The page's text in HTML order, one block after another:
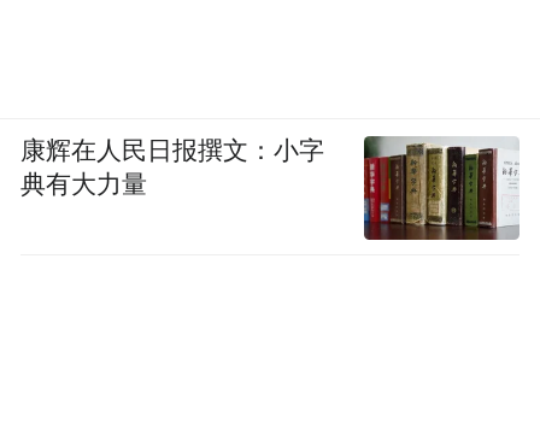
康辉在人民日报撰文：小字
典有大力量